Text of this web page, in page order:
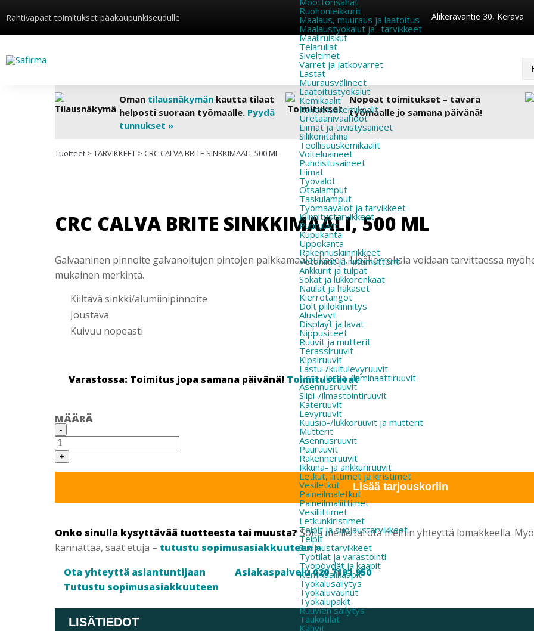
Rahtivapaat toimitukset pääkaupunkiseudulle Alikeravantie 30, Kerava
Ruohonleikkurit
Maalaus, muuraus ja laatoitus
Maalaustyökalut ja -tarvikkeet
Maaliruiskut
Telarullat
Siveltimet
Varret ja jatkovarret
Lastat
Muurausvälineet
Laatoitustyökalut
Kemikaalit
Rakennuskemikaalit
Uretaanivaahdot
Liimat ja tiivistysaineet
Silikonitahna
Teollisuuskemikaalit
Voiteluaineet
Puhdistusaineet
Liimat
Työvalot
Otsalamput
Taskulamput
Työmaavalot ja tarvikkeet
Kiinnitys­tarvikkeet
Puuruuvit
Kupukanta
Uppokanta
Rakennuskiinnikkeet
Vetoniitit ja niittimutterit
Ankkurit ja tulpat
Sokat ja lukkorenkaat
Naulat ja hakaset
Kierretangot
Dolt piilokiinnitys
Aluslevyt
Displayt ja lavat
Nippusiteet
Ruuvit ja mutterit
Terassiruuvit
Kipsiruuvit
Lastu-/kuitulevyruuvit
Lista-/lattia-/laminaattiruuvit
Asennusruuvit
Siipi-/ilmastointiruuvit
Kateruuvit
Levyruuvit
Kuusio-/lukkoruuvit ja mutterit
Mutterit
Asennusruuvit
Puuruuvit
Rakenneruuvit
Ikkuna- ja ankkuriruuvit
Letkut, liittimet ja kiristimet
Vesiletkut
Paineilmaletkut
Paineilmaliittimet
Vesiliittimet
Letkunkiristimet
Teipit ja suojaustarvikkeet
Teipit
Suojaustarvikkeet
Työtilat ja varastointi
Työpöydät ja kaapit
Kemikaalikaapit
Työkalusäilytys
Työkaluvaunut
Työkalupakit
Ruuvien säilytys
Taukotilat
Kahvit
Oman tilausnäkymänkautta tilaat
helposti suoraan työmaalle. Pyydä
tunnukset »
Nopeat toimitukset – tavara
työmaalle jo samana päivänä!
Tuotteet > TARVIKKEET > CRC CALVA BRITE SINKKIMAALI, 500 ML
CRC CALVA BRITE SINKKIMAALI, 500 ML
Galvaaninen pinnoite galvanoitujen pintojen paikkamaalaukseen. Lisäkerroksia voidaan tarvittaessa
mukainen merkintä.
Kiiltävä sinkki/alumiinipinnoite
Joustava
Kuivuu nopeasti
Varastossa: Toimitus jopa samana päivänä! Toimitustavat
MÄÄRÄ
CRC
CALVA
BRITE
SINKKIMAALI,
500
ML
-
+
Lisää tarjouskoriin
Onko sinulla kysyttävää tuotteesta tai muusta? Soita meille tai ota meihin yhteyttä lomakkeella.
kannattaa, saat etuja – tutustu sopimusasiakkuuteen »
Ota yhteyttä asiantuntijaan
Asiakaspalvelu 020 7191 950
Tutustu sopimusasiakkuuteen
LISÄTIEDOT